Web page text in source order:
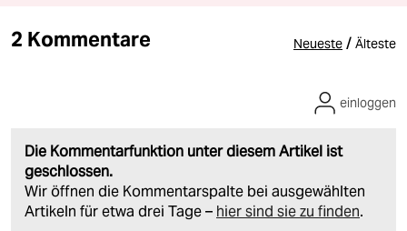
2 Kommentare Neueste / Älteste
Die Kommentarfunktion unter diesem Artikel ist
geschlossen.
Wir öffnen die Kommentarspalte bei ausgewählten
Artikeln für etwa drei Tage – hier sind sie zu finden.
einloggen